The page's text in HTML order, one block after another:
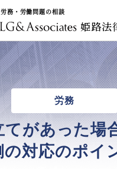
務・労働問題の相談
姫路法
労務
てがあった場
の対応のポイ